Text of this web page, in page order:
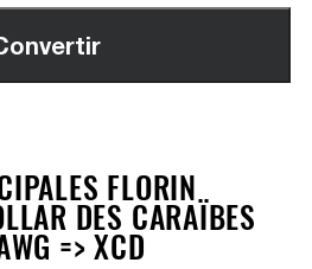
FLORIN
DES CARAÏBES
=> XCD